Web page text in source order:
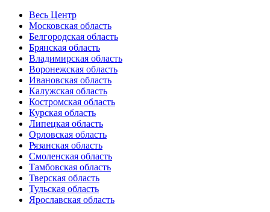
Весь Центр
Московская область
Белгородская область
Брянская область
Владимирская область
Воронежская область
Ивановская область
Калужская область
Костромская область
Курская область
Липецкая область
Орловская область
Рязанская область
Смоленская область
Тамбовская область
Тверская область
Тульская область
Ярославская область